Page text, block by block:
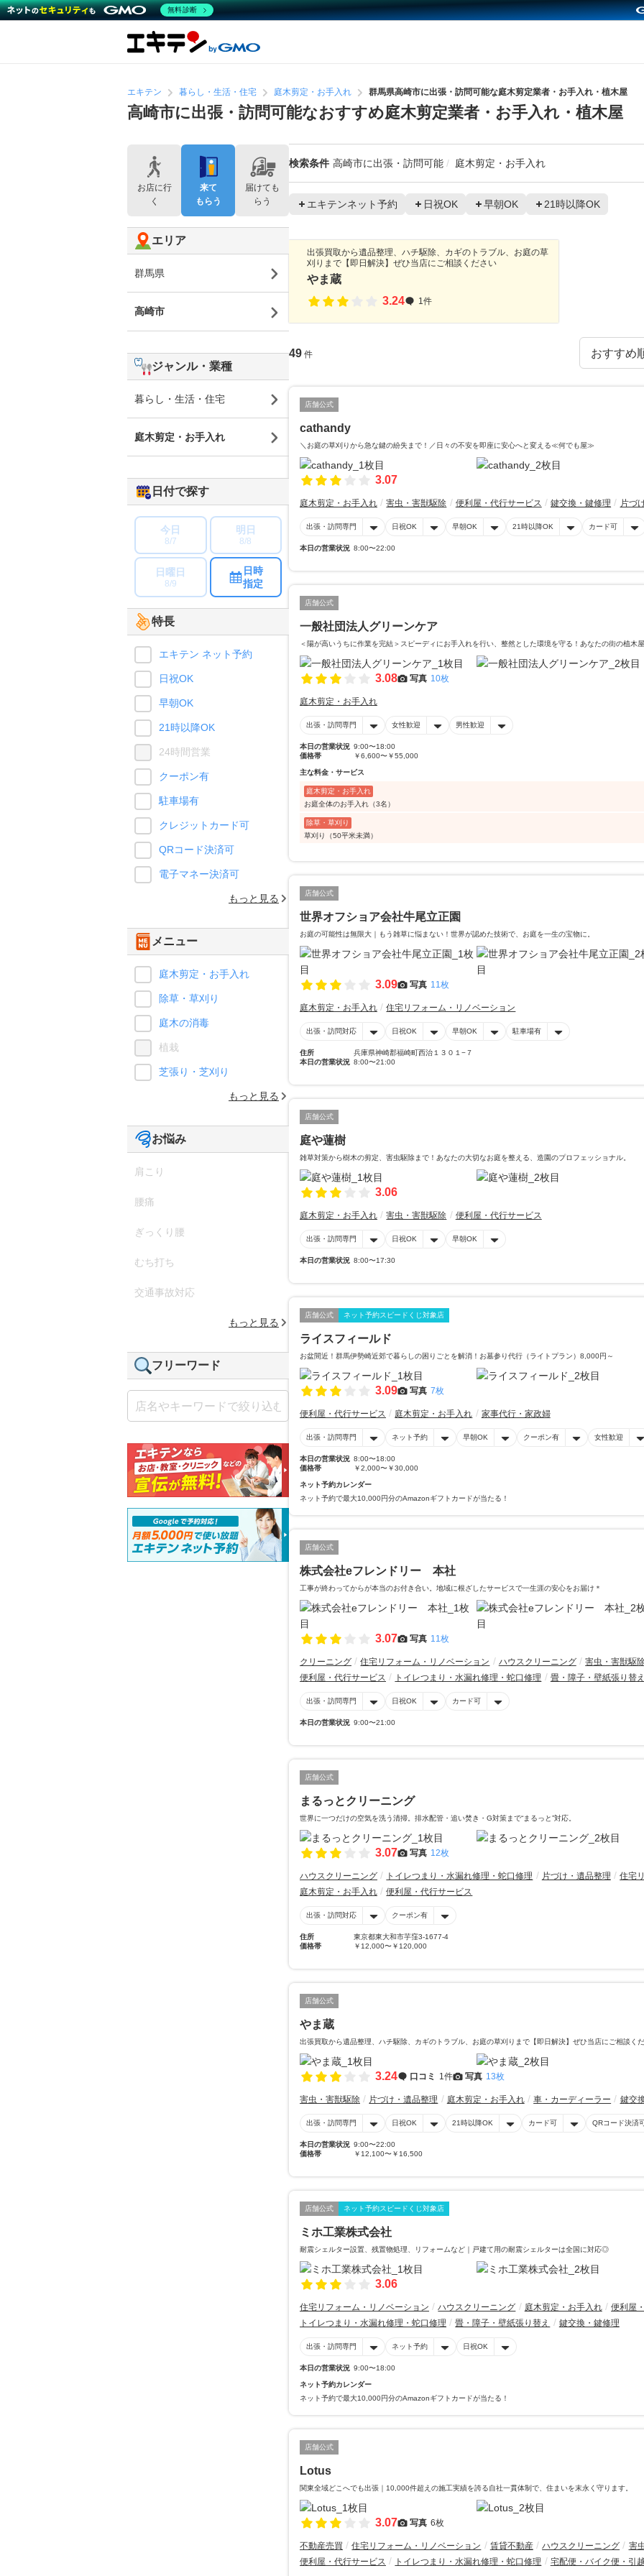
エキテン 暮らし・生活・住宅 庭木剪定・お手入れ 群馬県高崎市に出張・訪問可能な庭木剪定業者・お手入れ・植木屋
高崎市に出張・訪問可能なおすすめ庭木剪定業者・お手入れ・植木屋
検索条件 高崎市に出張・訪問可能 庭木剪定・お手入れ
エキテンネット予約 日祝OK 早朝OK 21時以降OK
出張買取から遺品整理、ハチ駆除、カギのトラブル、お庭の草
刈りまで【即日解決】ぜひ当店にご相談ください
やま蔵
3.24
1件
49 件
店舗公式
cathandy
＼お庭の草刈りから急な鍵の紛失まで！／日々の不安を即座に安心へと変える≪何でも屋≫
3.07
庭木剪定・お手入れ 害虫・害獣駆除 便利屋・代行サービス 鍵交換・鍵修理 片づ
出張・訪問専門 日祝OK 早朝OK 21時以降OK カード可
本日の営業状況 8:00〜22:00
店舗公式
一般社団法人グリーンケア
＜陽が高いうちに作業を完結＞スピーディにお手入れを行い、整然とした環境を守る！あなたの街の植木
3.08 写真 10枚
庭木剪定・お手入れ
出張・訪問専門 女性歓迎 男性歓迎
本日の営業状況 9:00〜18:00
価格帯
￥6,600〜￥55,000
主な料金・サービス
庭木剪定・お手入れ
お庭全体のお手入れ（3名）
除草・草刈り
草刈り（50平米未満）
店舗公式
世界オフショア会社牛尾立正園
お庭の可能性は無限大｜もう雑草に悩まない！世界が認めた技術で、お庭を一生の宝物に。
3.09 写真 11枚
庭木剪定・お手入れ 住宅リフォーム・リノベーション
出張・訪問対応 日祝OK 早朝OK 駐車場有
住所
兵庫県神崎郡福崎町西治１３０１−７
本日の営業状況 8:00〜21:00
店舗公式
庭や蓮樹
雑草対策から樹木の剪定、害虫駆除まで！あなたの大切なお庭を整える、造園のプロフェッショナル。
3.06
庭木剪定・お手入れ 害虫・害獣駆除 便利屋・代行サービス
出張・訪問専門 日祝OK 早朝OK
本日の営業状況 8:00〜17:30
店舗公式 ネット予約スピードくじ対象店
ライスフィールド
お盆間近！群馬伊勢崎近郊で暮らしの困りごとを解消！お墓参り代行（ライトプラン）8,000円～
3.09 写真 7枚
便利屋・代行サービス 庭木剪定・お手入れ 家事代行・家政婦
出張・訪問専門 ネット予約 早朝OK クーポン有 女性歓迎
本日の営業状況 8:00〜18:00
価格帯
￥2,000〜￥30,000
ネット予約カレンダー
ネット予約で最大10,000円分のAmazonギフトカードが当たる！
店舗公式
株式会社eフレンドリー 本社
工事が終わってからが本当のお付き合い。地域に根ざしたサービスで一生涯の安心をお届け＊
3.07 写真 11枚
クリーニング 住宅リフォーム・リノベーション ハウスクリーニング
害虫・害獣駆
便利屋・代行サービス
トイレつまり・水漏れ修理・蛇口修理 畳・障子・壁紙張り替
出張・訪問専門 日祝OK カード可
本日の営業状況 9:00〜21:00
店舗公式
まるっとクリーニング
世界に一つだけの空気を洗う清掃。排水配管・追い焚き・G対策まで“まるっと”対応。
3.07 写真 12枚
ハウスクリーニング トイレつまり・水漏れ修理・蛇口修理 片づけ・遺品整理
住宅
庭木剪定・お手入れ
便利屋・代行サービス
出張・訪問対応 クーポン有
住所
東京都東大和市芋窪3-1677-4
価格帯
￥12,000〜￥120,000
店舗公式
やま蔵
出張買取から遺品整理、ハチ駆除、カギのトラブル、お庭の草刈りまで【即日解決】ぜひ当店にご相談く
3.24 口コミ 1件 写真 13枚
害虫・害獣駆除 片づけ・遺品整理 庭木剪定・お手入れ 車・カーディーラー 鍵交
出張・訪問専門 日祝OK 21時以降OK カード可 QRコード決済
本日の営業状況 9:00〜22:00
価格帯
￥12,100〜￥16,500
店舗公式 ネット予約スピードくじ対象店
ミホ工業株式会社
耐震シェルター設置、残置物処理、リフォームなど｜戸建て用の耐震シェルターは全国に対応◎
3.06
住宅リフォーム・リノベーション ハウスクリーニング 庭木剪定・お手入れ
便利屋
トイレつまり・水漏れ修理・蛇口修理
畳・障子・壁紙張り替え 鍵交換・鍵修理
出張・訪問専門 ネット予約 日祝OK
本日の営業状況 9:00〜18:00
ネット予約カレンダー
ネット予約で最大10,000円分のAmazonギフトカードが当たる！
店舗公式
Lotus
関東全域どこへでも出張｜10,000件超えの施工実績を誇る自社一貫体制で、住まいを末永く守ります。
3.07 写真 6枚
不動産売買 住宅リフォーム・リノベーション 賃貸不動産 ハウスクリーニング
害
便利屋・代行サービス
トイレつまり・水漏れ修理・蛇口修理 宅配便・バイク便・引
お店に行
く
来て
もらう
届けても
らう
エリア
群馬県
高崎市
ジャンル・業種
暮らし・生活・住宅
庭木剪定・お手入れ
日付で探す
今日
8/7
明日
8/8
日曜日
8/9
日時
指定
特長
エキテン ネット予約
日祝OK
早朝OK
21時以降OK
24時間営業
クーポン有
駐車場有
クレジットカード可
QRコード決済可
電子マネー決済可
もっと見る
メニュー
庭木剪定・お手入れ
除草・草刈り
庭木の消毒
植栽
芝張り・芝刈り
もっと見る
お悩み
肩こり
腰痛
ぎっくり腰
むち打ち
交通事故対応
もっと見る
フリーワード
無料診断